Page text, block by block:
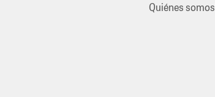
Quiénes somos